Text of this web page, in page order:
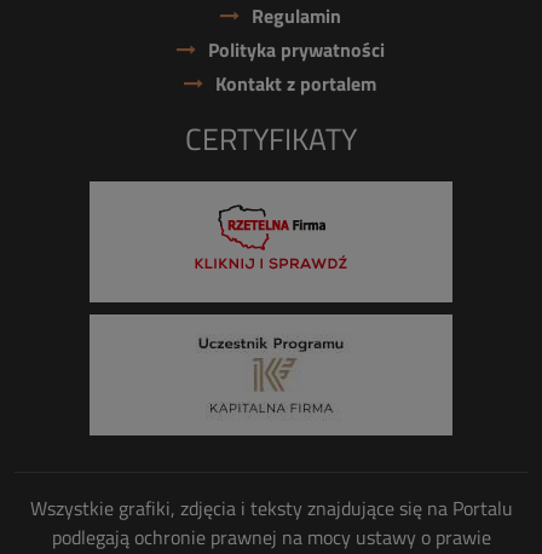
Regulamin
Polityka prywatności
Kontakt z portalem
CERTYFIKATY
Wszystkie grafiki, zdjęcia i teksty znajdujące się na Portalu
podlegają ochronie prawnej na mocy ustawy o prawie